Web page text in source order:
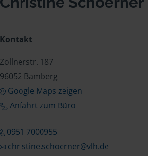
Kontakt
Zollnerstr. 187
96052 Bamberg
Google Maps zeigen
Anfahrt zum Büro
0951 7000955
christine.schoerner@vlh.de